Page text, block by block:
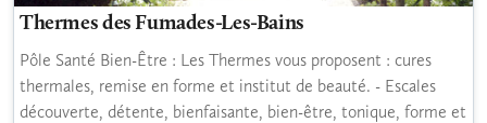
Thermes des Fumades-Les-Bains
Pôle Santé Bien-Être : Les Thermes vous proposent : cures
thermales, remise en forme et institut de beauté. - Escales
découverte, détente, bienfaisante, bien-être, tonique, forme et